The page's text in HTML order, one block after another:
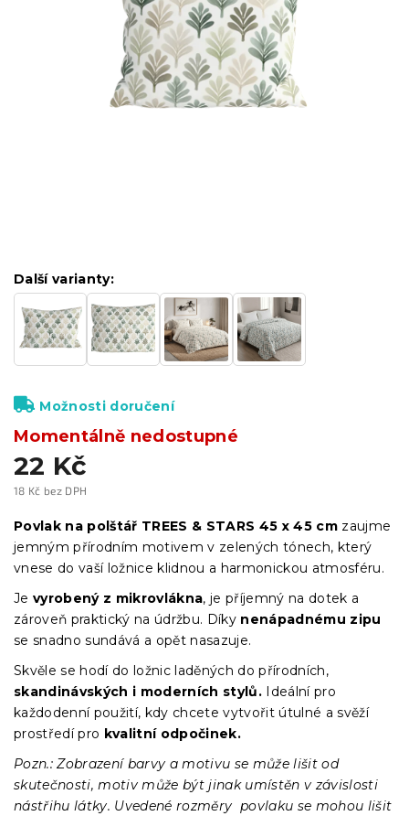
22 Kč
18 Kč bez DPH
cena:
Momentálně nedostupné
Další varianty:
Možnosti doručení
Povlak na polštář TREES & STARS 45 x 45 cm zaujme
jemným přírodním motivem v zelených tónech, který
vnese do vaší ložnice klidnou a harmonickou atmosféru.
Je vyrobený z mikrovlákna, je příjemný na dotek a
zároveň praktický na údržbu. Díky nenápadnému zipu
se snadno sundává a opět nasazuje.
Skvěle se hodí do ložnic laděných do přírodních,
skandinávských i moderních stylů. Ideální pro
každodenní použití, kdy chcete vytvořit útulné a svěží
prostředí pro kvalitní odpočinek.
Pozn.: Zobrazení barvy a motivu se může lišit od
skutečnosti, motiv může být jinak umístěn v závislosti
nástřihu látky. Uvedené rozměry povlaku se mohou lišit